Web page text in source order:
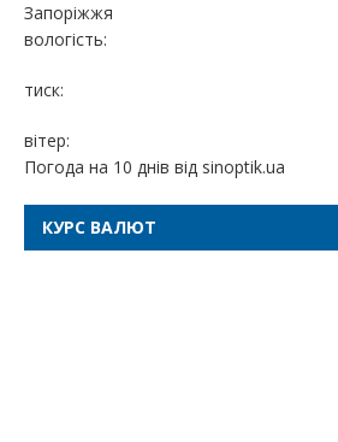
Запоріжжя
вологість:
тиск:
вітер:
Погода на 10 днів від sinoptik.ua
КУРС ВАЛЮТ